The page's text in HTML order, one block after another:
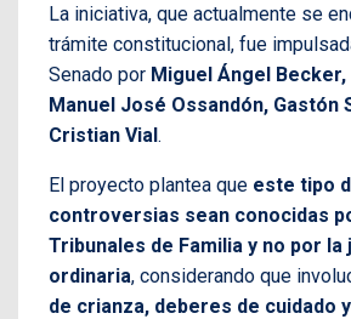
La iniciativa, que actualmente se
trámite constitucional, fue
Senado por Miguel Ángel Becker,
Manuel José Ossandón, Gastón
Cristian Vial.
El proyecto plantea que este tipo
controversias sean conocidas
Tribunales de Familia y no por
ordinaria, considerando que
de crianza, deberes de cuidado